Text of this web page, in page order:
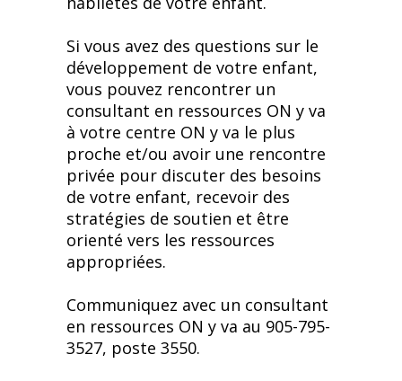
Si vous avez des questions sur le
développement de votre enfant,
vous pouvez rencontrer un
consultant en ressources ON y va
à votre centre ON y va le plus
proche et/ou avoir une rencontre
privée pour discuter des besoins
de votre enfant, recevoir des
stratégies de soutien et être
orienté vers les ressources
appropriées.
Communiquez avec un consultant
en ressources ON y va au 905-795-
3527, poste 3550.